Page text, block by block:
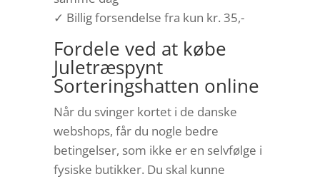
✓ Billig forsendelse fra kun kr. 35,-
Fordele ved at købe
Juletræspynt
Sorteringshatten online
Når du svinger kortet i de danske
webshops, får du nogle bedre
betingelser, som ikke er en selvfølge i
fysiske butikker. Du skal kunne